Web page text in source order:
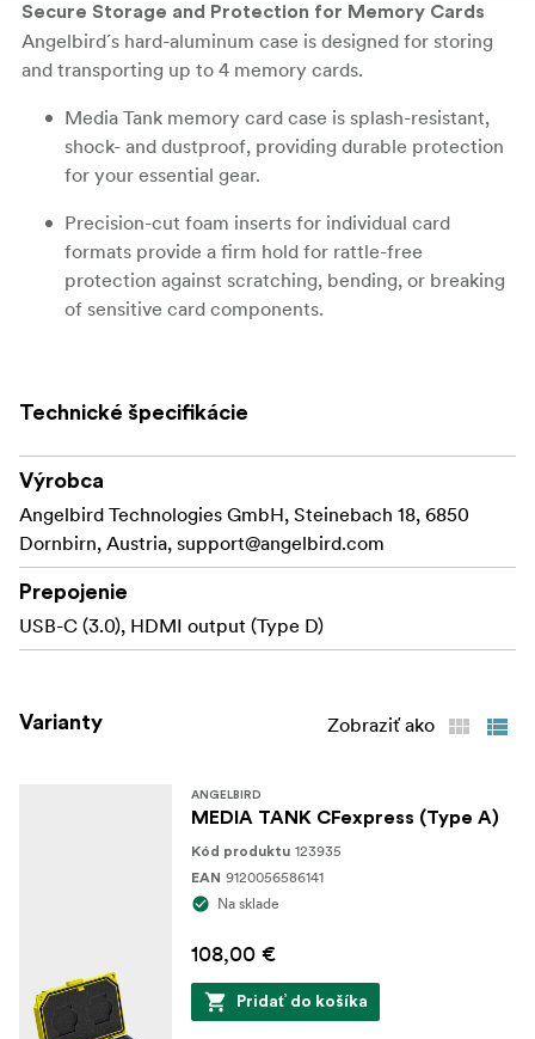
Secure Storage and Protection for Memory Cards
Angelbird´s hard-aluminum case is designed for storing
and transporting up to 4 memory cards.
Media Tank memory card case is splash-resistant,
shock- and dustproof, providing durable protection
for your essential gear.
Precision-cut foam inserts for individual card
formats provide a firm hold for rattle-free
protection against scratching, bending, or breaking
of sensitive card components.
preventing accidental case opening.
Pocket-sized, lightweight case slides easily into a
camera bag or back pocket, while the bright yellow
color makes it easy to find.
DURABLE AND SECURE LOCKING SYSTEM FOR
PEACE OF MIND
durable Lock-Solid secure locking mechanism that
prevents accidental case opening.
Technické špecifikácie
Výrobca
Angelbird Technologies GmbH, Steinebach 18, 6850
Dornbirn, Austria, support@angelbird.com
Prepojenie
USB-C (3.0), HDMI output (Type D)
Varianty Zobraziť ako
ANGELBIRD
MEDIA TANK CFexpress (Type A)
Kód produktu 123935
EAN 9120056586141
Na sklade
108,00 €
Pridať do košíka